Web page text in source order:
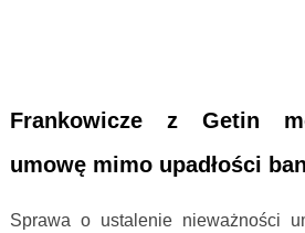
Frankowicze z Getin
umowę mimo upadłości
Sprawa o ustalenie nieważności